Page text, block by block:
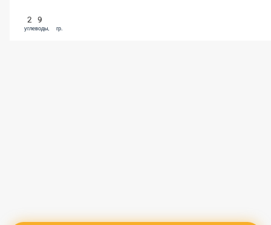
29
углеводы, гр.